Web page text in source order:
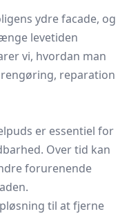
ydre facade, og
levetiden
vi, hvordan man
reparation
er essentiel for
Over tid kan
forurenende
til at fjerne